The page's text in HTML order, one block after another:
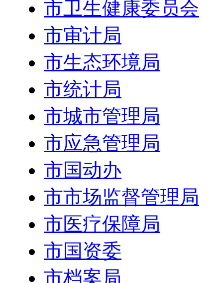
市卫生健康委员会
市审计局
市生态环境局
市统计局
市城市管理局
市应急管理局
市国动办
市市场监督管理局
市医疗保障局
市国资委
市档案局